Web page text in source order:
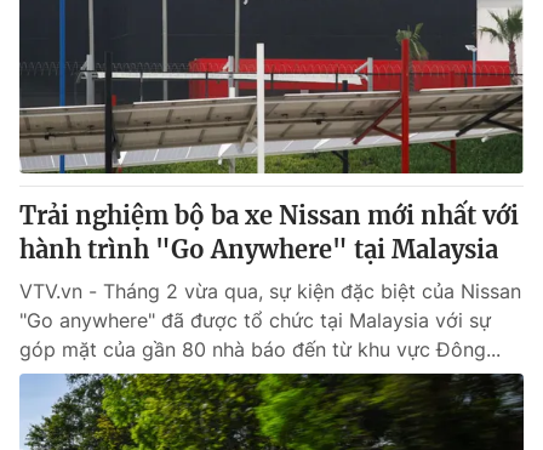
Trải nghiệm bộ ba xe Nissan mới nhất với
hành trình "Go Anywhere" tại Malaysia
VTV.vn - Tháng 2 vừa qua, sự kiện đặc biệt của Nissan
"Go anywhere" đã được tổ chức tại Malaysia với sự
góp mặt của gần 80 nhà báo đến từ khu vực Đông...